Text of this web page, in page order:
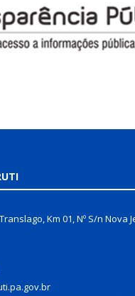
Km 01, Nº S/n Nova